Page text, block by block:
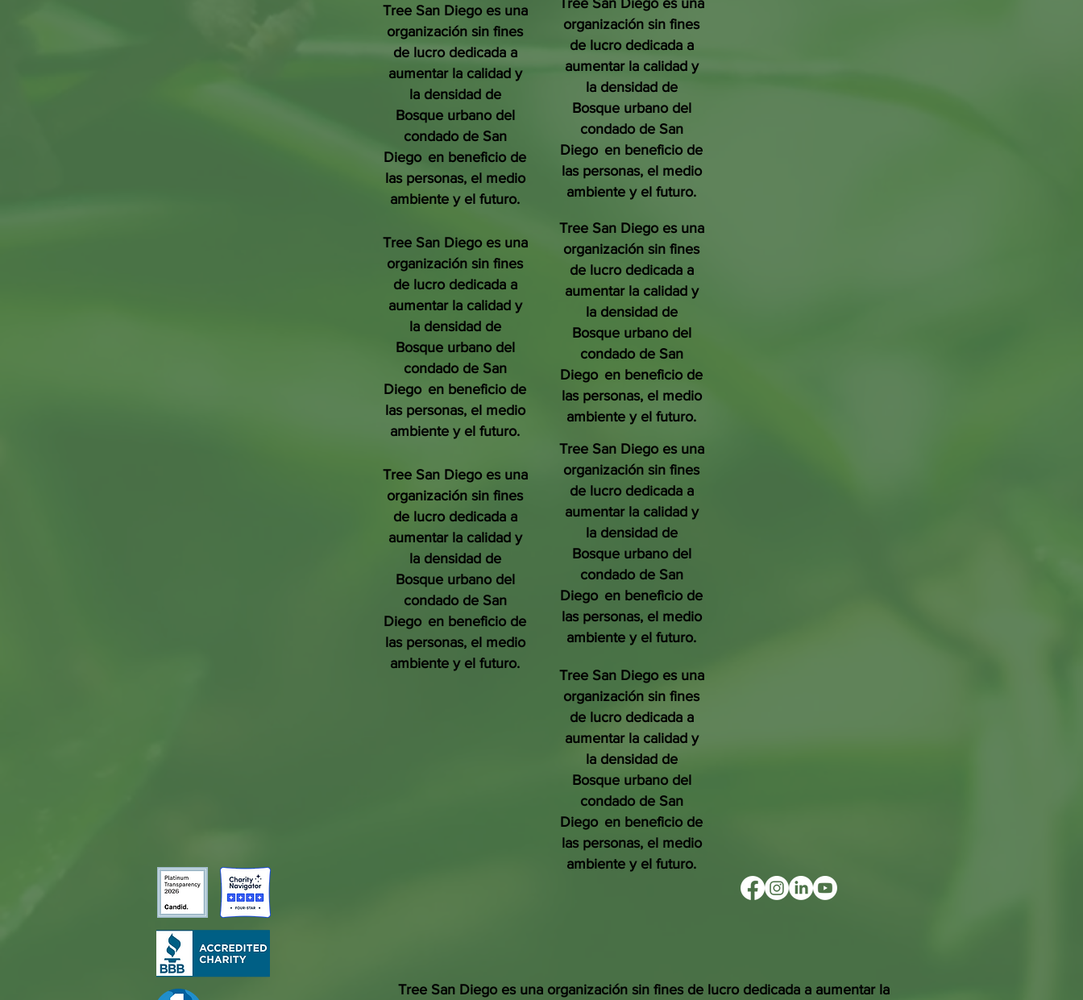
Tree San Diego es una
organización sin fines
de lucro dedicada a
aumentar la calidad y
la densidad de
Bosque urbano del
condado de San
Diego en beneficio de
las personas, el medio
ambiente y el futuro.
Tree San Diego es una
organización sin fines
de lucro dedicada a
aumentar la calidad y
la densidad de
Bosque urbano del
condado de San
Diego en beneficio de
las personas, el medio
ambiente y el futuro.
Tree San Diego es una
organización sin fines
de lucro dedicada a
aumentar la calidad y
la densidad de
Bosque urbano del
condado de San
Diego en beneficio de
las personas, el medio
ambiente y el futuro.
Tree San Diego es una
organización sin fines
de lucro dedicada a
aumentar la calidad y
la densidad de
Bosque urbano del
condado de San
Diego en beneficio de
las personas, el medio
ambiente y el futuro.
Tree San Diego es una
organización sin fines
de lucro dedicada a
aumentar la calidad y
la densidad de
Bosque urbano del
condado de San
Diego en beneficio de
las personas, el medio
ambiente y el futuro.
Tree San Diego es una
organización sin fines
de lucro dedicada a
aumentar la calidad y
la densidad de
Bosque urbano del
condado de San
Diego en beneficio de
las personas, el medio
ambiente y el futuro.
Tree San Diego es una
organización sin fines
de lucro dedicada a
aumentar la calidad y
la densidad de
Bosque urbano del
condado de San
Diego en beneficio de
las personas, el medio
ambiente y el futuro.
Tree San Diego es una organización sin fines de lucro dedicada a aumentar la